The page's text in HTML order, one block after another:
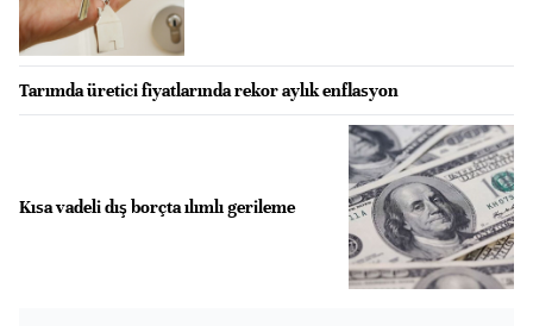
Tarımda üretici fiyatlarında rekor aylık enflasyon
Kısa vadeli dış borçta ılımlı gerileme